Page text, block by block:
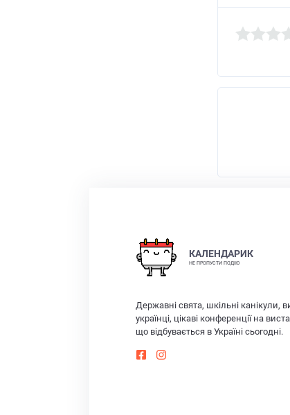
КАЛЕНДАРИК
НЕ ПРОПУСТИ ПОДІЮ
Державні свята, шкільні канікули,
українці, цікаві конференції на
що відбувається в Україні сьогодні.